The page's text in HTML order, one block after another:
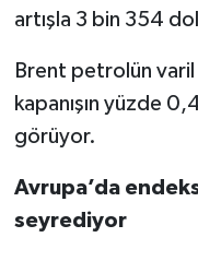
artışla 3 bin 354
Brent petrolün varil
kapanışın yüzde
görüyor.
Avrupa’da
seyrediyor